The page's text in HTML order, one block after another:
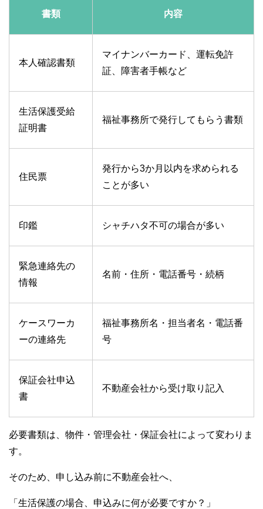
書類 内容
本人確認書類
マイナンバーカード、運転免許
証、障害者手帳など
生活保護受給
証明書
福祉事務所で発行してもらう書類
住民票
発行から3か月以内を求められる
ことが多い
印鑑 シャチハタ不可の場合が多い
緊急連絡先の
情報
名前・住所・電話番号・続柄
ケースワーカ
ーの連絡先
福祉事務所名・担当者名・電話番
号
保証会社申込
書
不動産会社から受け取り記入
必要書類は、物件・管理会社・保証会社によって変わりま
す。
そのため、申し込み前に不動産会社へ、
「生活保護の場合、申込みに何が必要ですか？」